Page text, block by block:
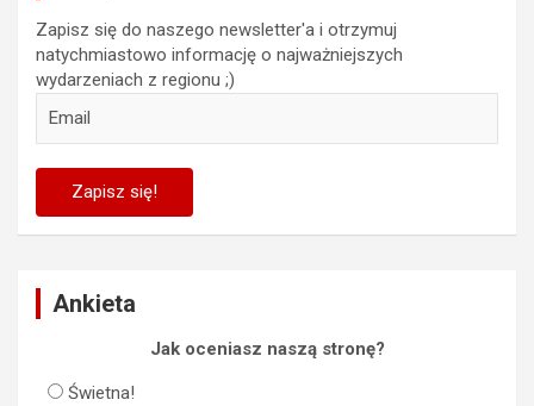
Zapisz się do naszego newsletter'a i otrzymuj
natychmiastowo informację o najważniejszych
wydarzeniach z regionu ;)
Ankieta
Jak oceniasz naszą stronę?
Świetna!